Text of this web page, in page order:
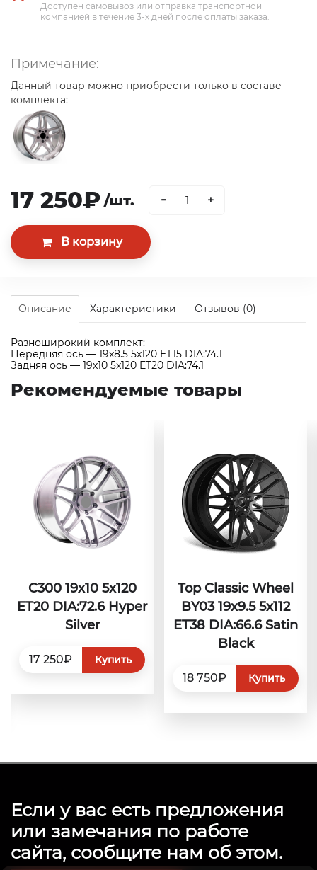
Доступен самовывоз или отправка транспортной
компанией в течение 3-х дней после оплаты заказа.
Примечание:
Данный товар можно приобрести только в составе
комплекта:
17 250₽ /шт. - +
Описание Характеристики Отзывов (0)
Разноширокий комплект:
Передняя ось — 19x8.5 5x120 ET15 DIA:74.1
Задняя ось — 19x10 5x120 ET20 DIA:74.1
Рекомендуемые товары
C300 19x10 5x120
ET20 DIA:72.6 Hyper
Silver
17 250₽ Купить
Top Classic Wheel
BY03 19x9.5 5x112
ET38 DIA:66.6 Satin
Black
18 750₽ Купить
Если у вас есть предложения
или замечания по работе
сайта, сообщите нам об этом.